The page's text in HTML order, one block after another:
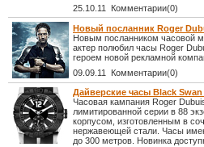
25.10.11 Комментарии(0)
Новый посланник Roger
Новым посланником часовой
актер полюбил часы Roger
героем новой рекламной
09.09.11 Комментарии(0)
Дайверские часы Black
Часовая кампания Roger
лимитированной серии в 88
корпусом, изготовленным в
нержавеющей стали. Часы
до 300 метров. Новинка